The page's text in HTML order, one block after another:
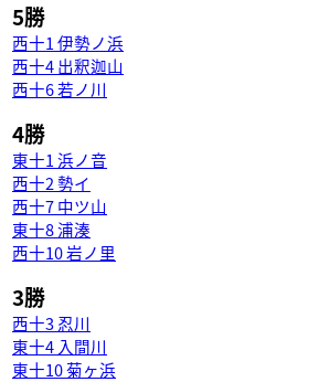
5勝
西十1 伊勢ノ浜
西十4 出釈迦山
西十6 若ノ川
4勝
東十1 浜ノ音
西十2 勢イ
西十7 中ツ山
東十8 浦湊
西十10 岩ノ里
3勝
西十3 忍川
東十4 入間川
東十10 菊ヶ浜